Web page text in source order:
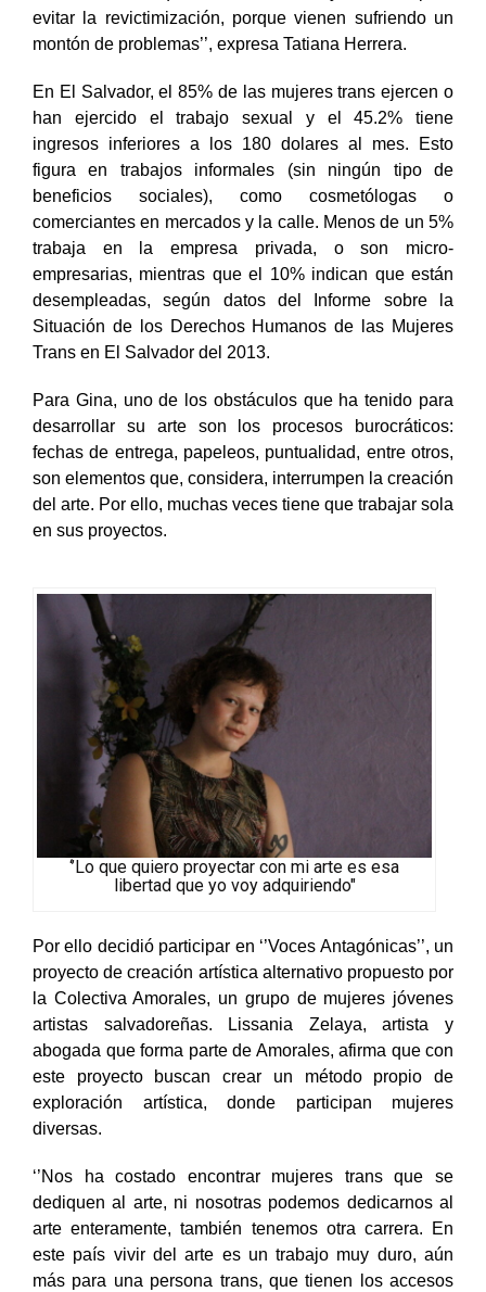
acondicionado, que sean camas muy buenas, para
evitar la revictimización, porque vienen sufriendo un
En El Salvador, el 85% de las mujeres trans ejercen o
han ejercido el trabajo sexual y el 45.2% tiene
ingresos inferiores a los 180 dolares al mes. Esto
figura en trabajos informales (sin ningún tipo de
beneficios sociales), como cosmetólogas o
comerciantes en mercados y la calle. Menos de un 5%
trabaja en la empresa privada, o son micro-
empresarias, mientras que el 10% indican que están
desempleadas, según datos del Informe sobre la
Situación de los Derechos Humanos de las Mujeres
Para Gina, uno de los obstáculos que ha tenido para
desarrollar su arte son los procesos burocráticos:
fechas de entrega, papeleos, puntualidad, entre otros,
son elementos que, considera, interrumpen la creación
del arte. Por ello, muchas veces tiene que trabajar sola
‘’Lo que quiero proyectar con mi arte es esa
Por ello decidió participar en ‘’Voces Antagónicas’’, un
proyecto de creación artística alternativo propuesto por
la Colectiva Amorales, un grupo de mujeres jóvenes
artistas salvadoreñas. Lissania Zelaya, artista y
abogada que forma parte de Amorales, afirma que con
este proyecto buscan crear un método propio de
exploración artística, donde participan mujeres
‘’Nos ha costado encontrar mujeres trans que se
dediquen al arte, ni nosotras podemos dedicarnos al
arte enteramente, también tenemos otra carrera. En
este país vivir del arte es un trabajo muy duro, aún